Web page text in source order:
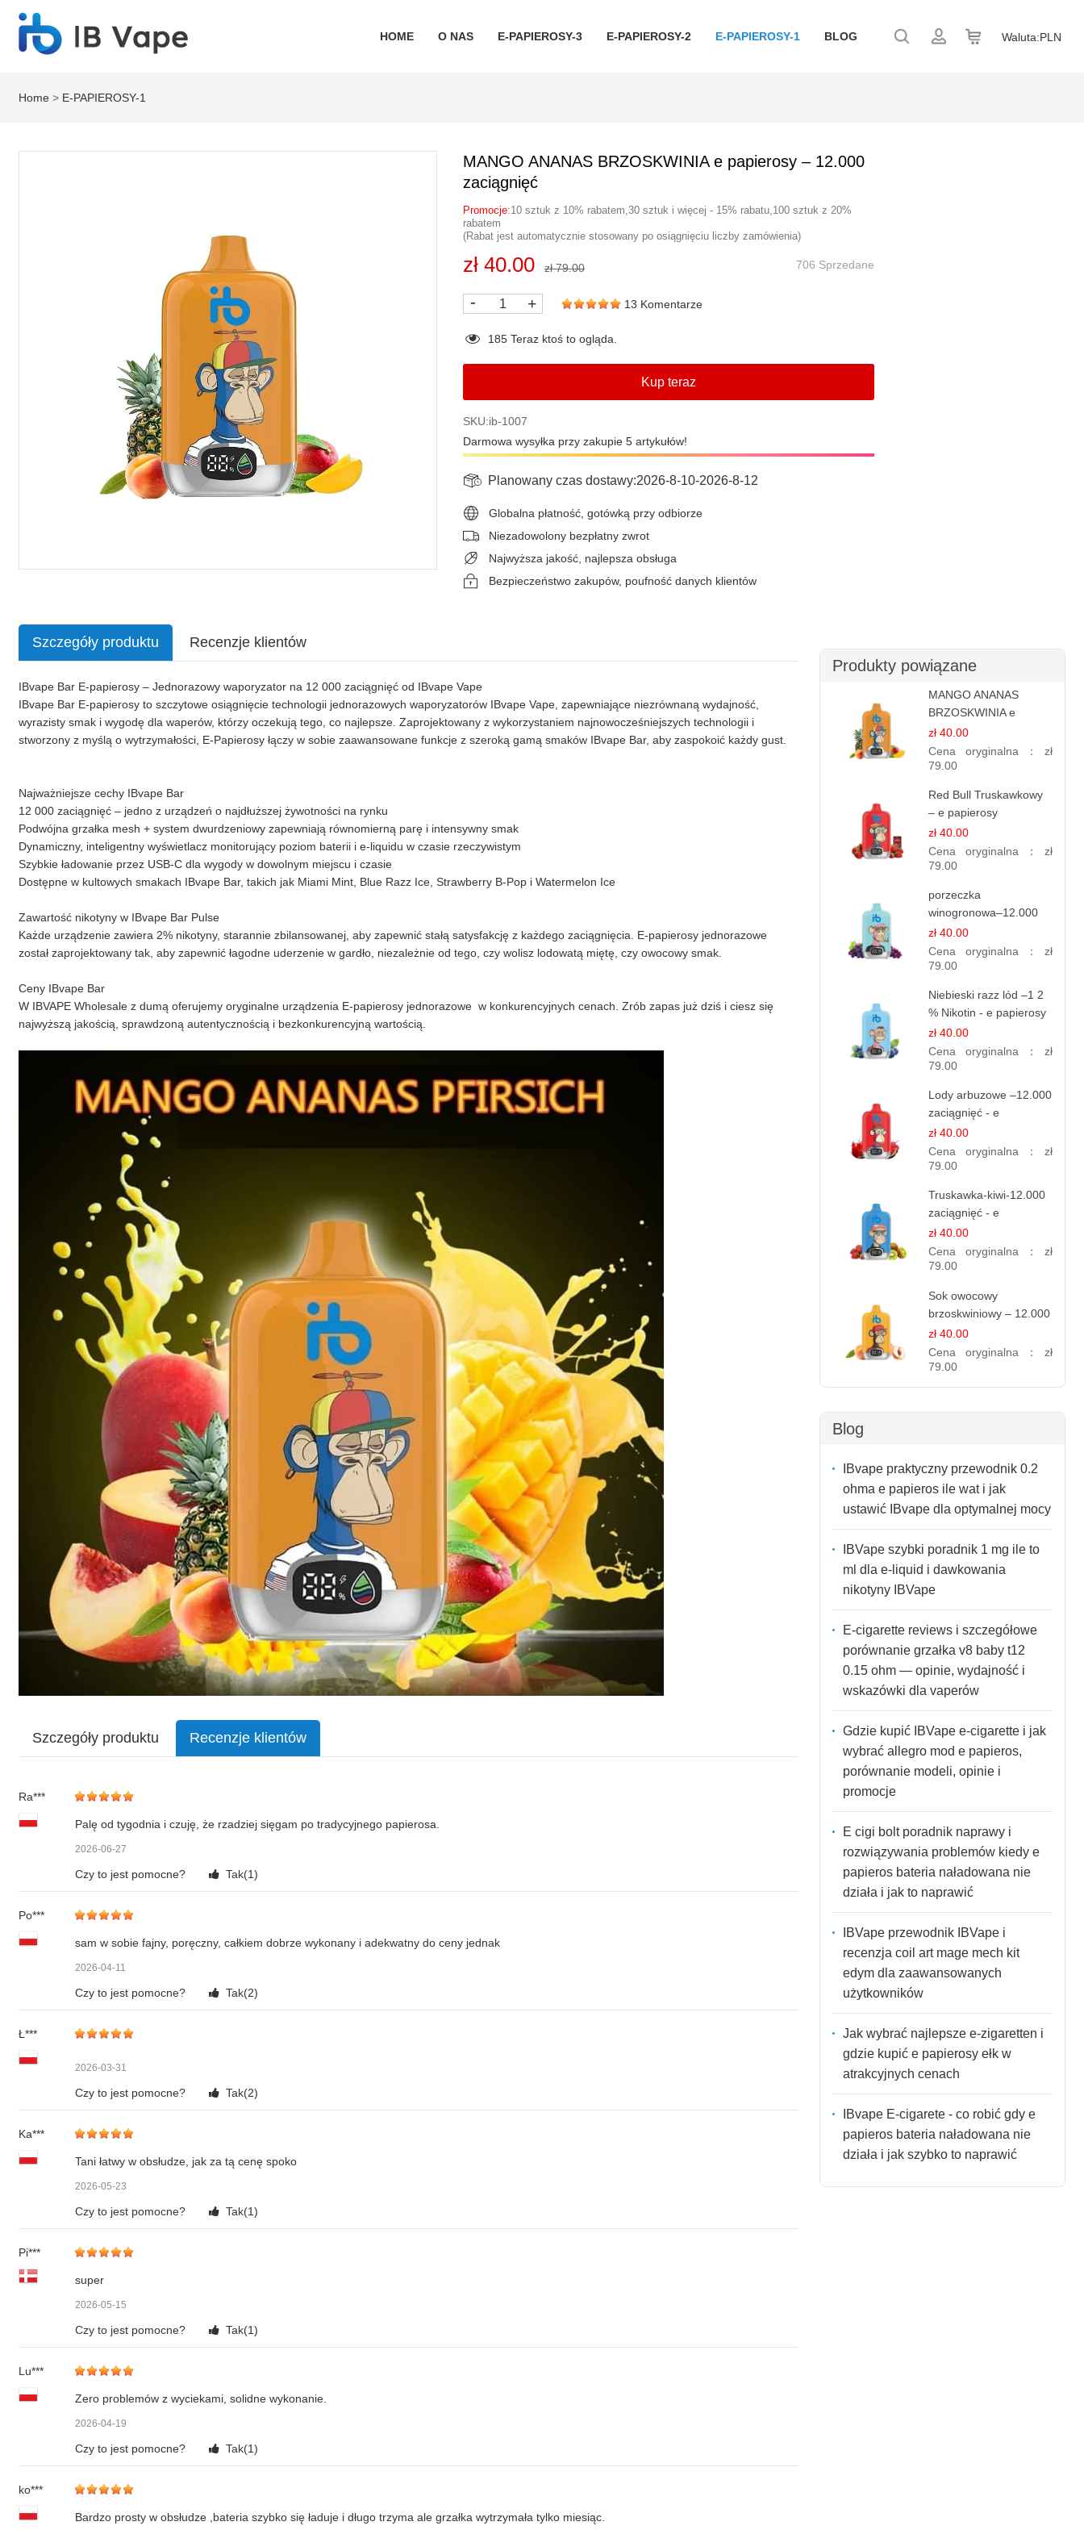
Waluta:PLN
HOME O NAS E-PAPIEROSY-3 E-PAPIEROSY-2 E-PAPIEROSY-1 BLOG
Home > E-PAPIEROSY-1
MANGO ANANAS BRZOSKWINIA e papierosy – 12.000
zaciągnięć
Promocje:10 sztuk z 10% rabatem,30 sztuk i więcej - 15% rabatu,100 sztuk z 20%
rabatem
(Rabat jest automatycznie stosowany po osiągnięciu liczby zamówienia)
zł 40.00 zł 79.00 706 Sprzedane
- + 13 Komentarze
185Teraz ktoś to ogląda.
Kup teraz
SKU:ib-1007
Darmowa wysyłka przy zakupie 5 artykułów!
Planowany czas dostawy:2026-8-10-2026-8-12
Globalna płatność, gotówką przy odbiorze
Niezadowolony bezpłatny zwrot
Najwyższa jakość, najlepsza obsługa
Bezpieczeństwo zakupów, poufność danych klientów
Szczegóły produktu Recenzje klientów
IBvape Bar E-papierosy – Jednorazowy waporyzator na 12 000 zaciągnięć od IBvape Vape
IBvape Bar E-papierosy to szczytowe osiągnięcie technologii jednorazowych waporyzatorów IBvape Vape, zapewniające niezrównaną wydajność,
wyrazisty smak i wygodę dla waperów, którzy oczekują tego, co najlepsze. Zaprojektowany z wykorzystaniem najnowocześniejszych technologii i
stworzony z myślą o wytrzymałości, E-Papierosy łączy w sobie zaawansowane funkcje z szeroką gamą smaków IBvape Bar, aby zaspokoić każdy gust.
Najważniejsze cechy IBvape Bar
12 000 zaciągnięć – jedno z urządzeń o najdłuższej żywotności na rynku
Podwójna grzałka mesh + system dwurdzeniowy zapewniają równomierną parę i intensywny smak
Dynamiczny, inteligentny wyświetlacz monitorujący poziom baterii i e-liquidu w czasie rzeczywistym
Szybkie ładowanie przez USB-C dla wygody w dowolnym miejscu i czasie
Dostępne w kultowych smakach IBvape Bar, takich jak Miami Mint, Blue Razz Ice, Strawberry B-Pop i Watermelon Ice
Zawartość nikotyny w IBvape Bar Pulse
Każde urządzenie zawiera 2% nikotyny, starannie zbilansowanej, aby zapewnić stałą satysfakcję z każdego zaciągnięcia. E-papierosy jednorazowe
został zaprojektowany tak, aby zapewnić łagodne uderzenie w gardło, niezależnie od tego, czy wolisz lodowatą miętę, czy owocowy smak.
Ceny IBvape Bar
W IBVAPE Wholesale z dumą oferujemy oryginalne urządzenia E-papierosy jednorazowe w konkurencyjnych cenach. Zrób zapas już dziś i ciesz się
najwyższą jakością, sprawdzoną autentycznością i bezkonkurencyjną wartością.
Szczegóły produktu Recenzje klientów
Ra***
Palę od tygodnia i czuję, że rzadziej sięgam po tradycyjnego papierosa.
2026-06-27
Czy to jest pomocne? Tak(1)
Po***
sam w sobie fajny, poręczny, całkiem dobrze wykonany i adekwatny do ceny jednak
2026-04-11
Czy to jest pomocne? Tak(2)
Ł***
2026-03-31
Czy to jest pomocne? Tak(2)
Ka***
Tani łatwy w obsłudze, jak za tą cenę spoko
2026-05-23
Czy to jest pomocne? Tak(1)
Pi***
super
2026-05-15
Czy to jest pomocne? Tak(1)
Lu***
Zero problemów z wyciekami, solidne wykonanie.
2026-04-19
Czy to jest pomocne? Tak(1)
ko***
Bardzo prosty w obsłudze ,bateria szybko się ładuje i długo trzyma ale grzałka wytrzymała tylko miesiąc.
Produkty powiązane
MANGO ANANAS
BRZOSKWINIA e
papierosy – 12.000
zaciągnięć
zł 40.00
Cena oryginalna： zł
79.00
Red Bull Truskawkowy
– e papierosy
jednorazowe
zł 40.00
Cena oryginalna： zł
79.00
porzeczka
winogronowa–12.000
zaciągnięć - e
papierosy
zł 40.00
Cena oryginalna： zł
79.00
Niebieski razz lód –1 2
% Nikotin - e papierosy
jednorazowe
zł 40.00
Cena oryginalna： zł
79.00
Lody arbuzowe –12.000
zaciągnięć - e
papierosy jednorazowe
zł 40.00
Cena oryginalna： zł
79.00
Truskawka-kiwi-12.000
zaciągnięć - e
papierosy jednorazowe
zł 40.00
Cena oryginalna： zł
79.00
Sok owocowy
brzoskwiniowy – 12.000
zaciągnięć – e
papierosy jednorazowe
zł 40.00
Cena oryginalna： zł
79.00
Blog
IBvape praktyczny przewodnik 0.2
ohma e papieros ile wat i jak
ustawić IBvape dla optymalnej mocy
IBVape szybki poradnik 1 mg ile to
ml dla e-liquid i dawkowania
nikotyny IBVape
E-cigarette reviews i szczegółowe
porównanie grzałka v8 baby t12
0.15 ohm — opinie, wydajność i
wskazówki dla vaperów
Gdzie kupić IBVape e-cigarette i jak
wybrać allegro mod e papieros,
porównanie modeli, opinie i
promocje
E cigi bolt poradnik naprawy i
rozwiązywania problemów kiedy e
papieros bateria naładowana nie
działa i jak to naprawić
IBVape przewodnik IBVape i
recenzja coil art mage mech kit
edym dla zaawansowanych
użytkowników
Jak wybrać najlepsze e-zigaretten i
gdzie kupić e papierosy ełk w
atrakcyjnych cenach
IBvape E-cigarete - co robić gdy e
papieros bateria naładowana nie
działa i jak szybko to naprawić